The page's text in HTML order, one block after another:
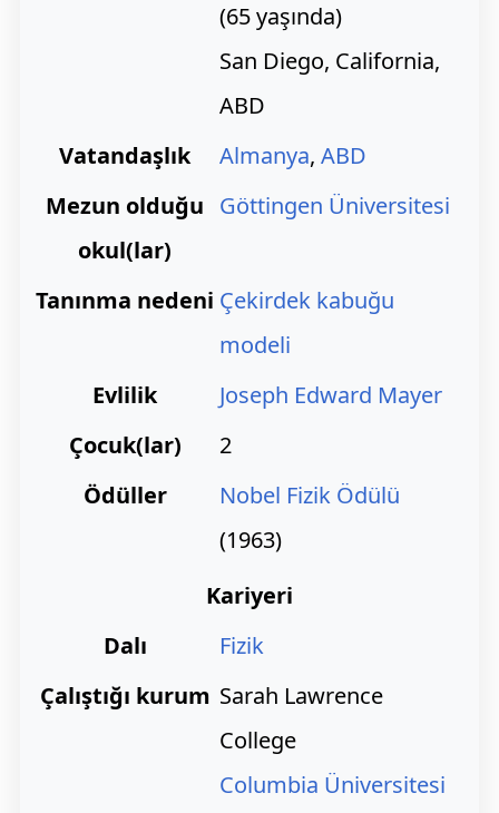
(65 yaşında)
San Diego, California,
ABD
Vatandaşlık
Almanya, ABD
Mezun olduğu
okul(lar)
Göttingen Üniversitesi
Tanınma nedeni Çekirdek kabuğu
modeli
Evlilik
Joseph Edward Mayer
Çocuk(lar)
2
Ödüller
Nobel Fizik Ödülü
(1963)
Kariyeri
Dalı
Fizik
Çalıştığı kurum Sarah Lawrence
College
Columbia Üniversitesi